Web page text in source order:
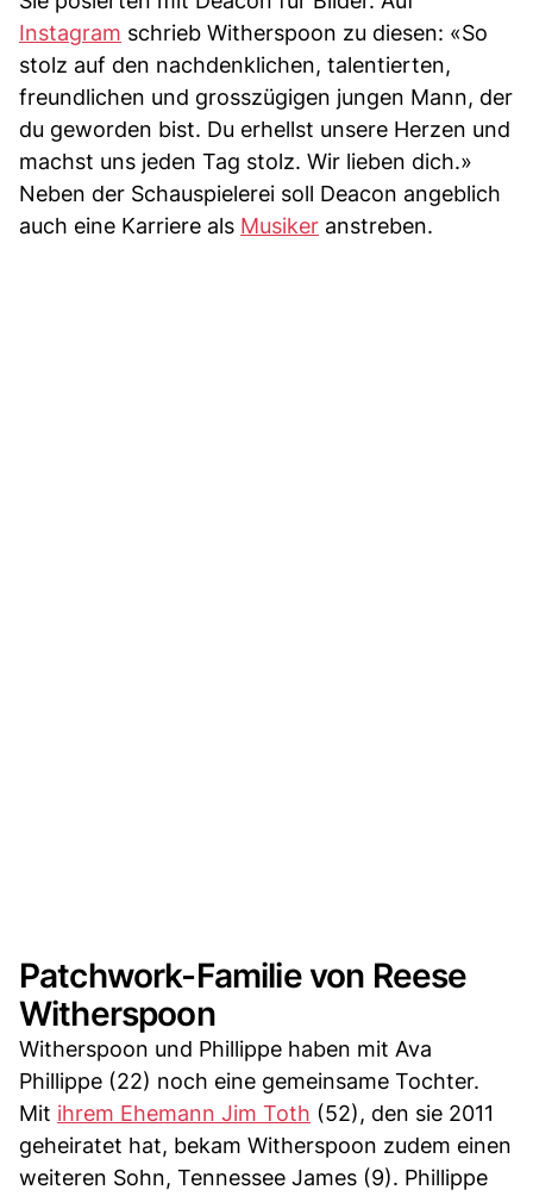
Instagram schrieb Witherspoon zu diesen: «So
stolz auf den nachdenklichen, talentierten,
freundlichen und grosszügigen jungen Mann, der
du geworden bist. Du erhellst unsere Herzen und
machst uns jeden Tag stolz. Wir lieben dich.»
Neben der Schauspielerei soll Deacon angeblich
auch eine Karriere als Musiker anstreben.
Patchwork-Familie von Reese
Witherspoon
Witherspoon und Phillippe haben mit Ava
Phillippe (22) noch eine gemeinsame Tochter.
Mit ihrem Ehemann Jim Toth (52), den sie 2011
geheiratet hat, bekam Witherspoon zudem einen
weiteren Sohn, Tennessee James (9). Phillippe